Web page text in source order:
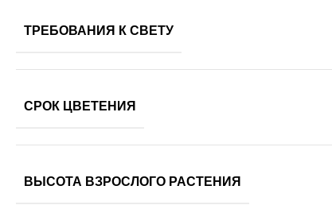
ТРЕБОВАНИЯ К СВЕТУ
СРОК ЦВЕТЕНИЯ
ВЫСОТА ВЗРОСЛОГО РАСТЕНИЯ